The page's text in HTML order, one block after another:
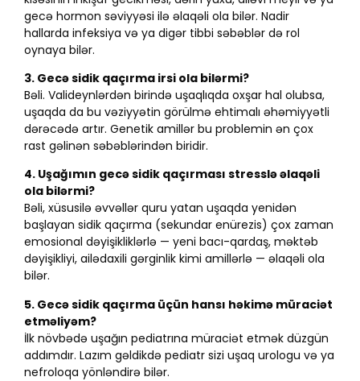
gecə hormon səviyyəsi ilə əlaqəli ola bilər. Nadir
hallarda infeksiya və ya digər tibbi səbəblər də rol
oynaya bilər.
3. Gecə sidik qaçırma irsi ola bilərmi?
Bəli. Valideynlərdən birində uşaqlıqda oxşar hal olubsa,
uşaqda da bu vəziyyətin görülmə ehtimalı əhəmiyyətli
dərəcədə artır. Genetik amillər bu problemin ən çox
rast gəlinən səbəblərindən biridir.
4. Uşağımın gecə sidik qaçırması stresslə əlaqəli
ola bilərmi?
Bəli, xüsusilə əvvəllər quru yatan uşaqda yenidən
başlayan sidik qaçırma (sekundar enürezis) çox zaman
emosional dəyişikliklərlə — yeni bacı-qardaş, məktəb
dəyişikliyi, ailədaxili gərginlik kimi amillərlə — əlaqəli ola
bilər.
5. Gecə sidik qaçırma üçün hansı həkimə müraciət
etməliyəm?
İlk növbədə uşağın pediatrına müraciət etmək düzgün
addımdır. Lazım gəldikdə pediatr sizi uşaq urologu və ya
nefroloqa yönləndirə bilər.